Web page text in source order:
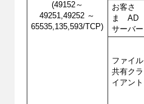
(49152～
49251,49252 ～
65535,135,593/TCP)
お客さ
ま AD
サーバー
ファイル
共有クラ
イアント